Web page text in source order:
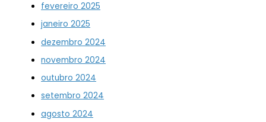
fevereiro 2025
janeiro 2025
dezembro 2024
novembro 2024
outubro 2024
setembro 2024
agosto 2024